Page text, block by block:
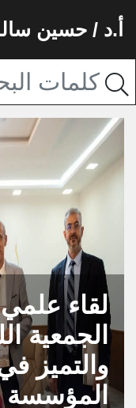
أ.د / حسين
لقاء
الجمعية
والتميز
المؤسسة